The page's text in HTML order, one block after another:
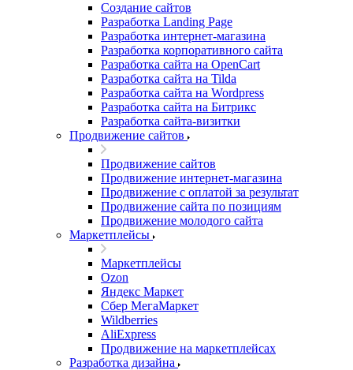
Создание сайтов
Разработка Landing Page
Разработка интернет-магазина
Разработка корпоративного сайта
Разработка сайта на OpenCart
Разработка сайта на Tilda
Разработка сайта на Wordpress
Разработка сайта на Битрикс
Разработка сайта-визитки
Продвижение сайтов
Продвижение сайтов
Продвижение интернет-магазина
Продвижение с оплатой за результат
Продвижение сайта по позициям
Продвижение молодого сайта
Маркетплейсы
Маркетплейсы
Ozon
Яндекс Маркет
Сбер МегаМаркет
Wildberries
AliExpress
Продвижение на маркетплейсах
Разработка дизайна